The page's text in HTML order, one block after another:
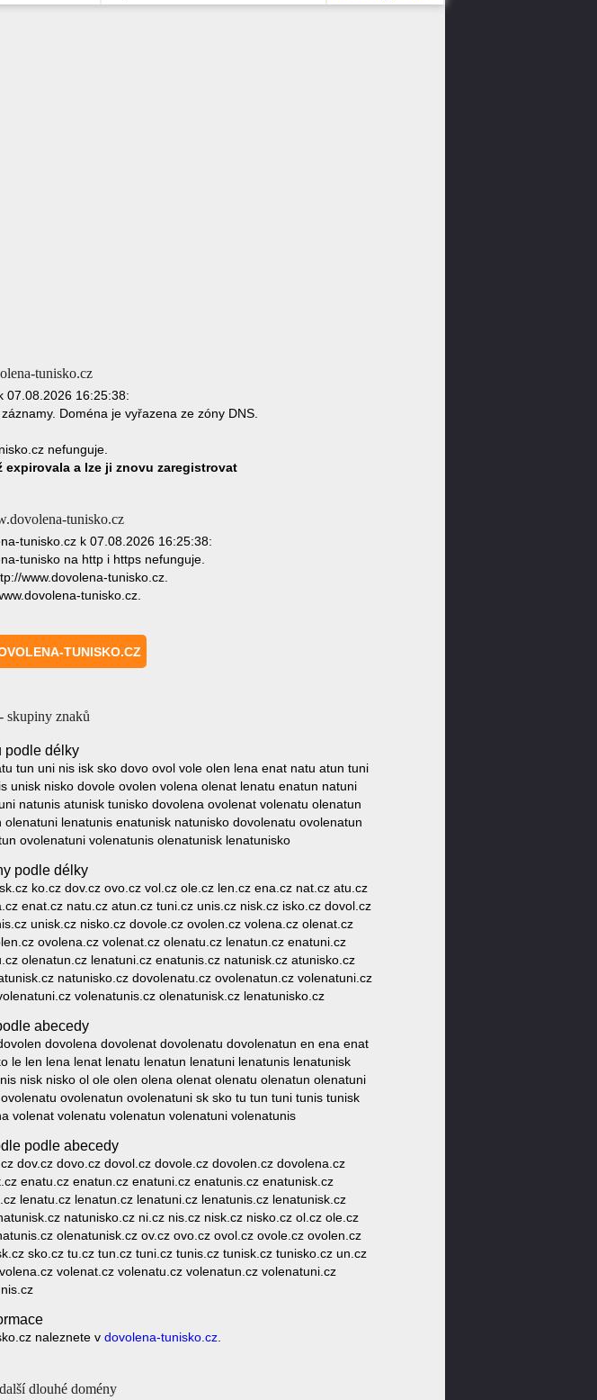
tunisko.cz
07.08.2026 16:25:38:
Doména je vyřazena ze zóny DNS.
nefunguje.
a lze ji znovu zaregistrovat
tunisko.cz
tunisko.cz k 07.08.2026 16:25:38:
tunisko na http i https nefunguje.
www.dovolena-tunisko.cz.
tunisko.cz.
skupiny znaků
podle délky
tun uni nis isk sko dovo ovol vole olen lena enat natu atun tuni
unisk nisko dovole ovolen volena olenat lenatu enatun natuni
natunis atunisk tunisko dovolena ovolenat volenatu olenatun
lenatunis enatunisk natunisko dovolenatu ovolenatun
ovolenatuni volenatunis olenatunisk lenatunisko
podle délky
ko.cz dov.cz ovo.cz vol.cz ole.cz len.cz ena.cz nat.cz atu.cz
enat.cz natu.cz atun.cz tuni.cz unis.cz nisk.cz isko.cz dovol.cz
unisk.cz nisko.cz dovole.cz ovolen.cz volena.cz olenat.cz
ovolena.cz volenat.cz olenatu.cz lenatun.cz enatuni.cz
olenatun.cz lenatuni.cz enatunis.cz natunisk.cz atunisko.cz
natunisko.cz dovolenatu.cz ovolenatun.cz volenatuni.cz
volenatunis.cz olenatunisk.cz lenatunisko.cz
abecedy
dovolena dovolenat dovolenatu dovolenatun en ena enat
le len lena lenat lenatu lenatun lenatuni lenatunis lenatunisk
nisk nisko ol ole olen olena olenat olenatu olenatun olenatuni
ovolenatun ovolenatuni sk sko tu tun tuni tunis tunisk
volenat volenatu volenatun volenatuni volenatunis
podle abecedy
dov.cz dovo.cz dovol.cz dovole.cz dovolen.cz dovolena.cz
enatu.cz enatun.cz enatuni.cz enatunis.cz enatunisk.cz
lenatu.cz lenatun.cz lenatuni.cz lenatunis.cz lenatunisk.cz
natunisko.cz ni.cz nis.cz nisk.cz nisko.cz ol.cz ole.cz
olenatunisk.cz ov.cz ovo.cz ovol.cz ovole.cz ovolen.cz
sko.cz tu.cz tun.cz tuni.cz tunis.cz tunisk.cz tunisko.cz un.cz
volenat.cz volenatu.cz volenatun.cz volenatuni.cz
naleznete v dovolena-tunisko.cz
dlouhé domény